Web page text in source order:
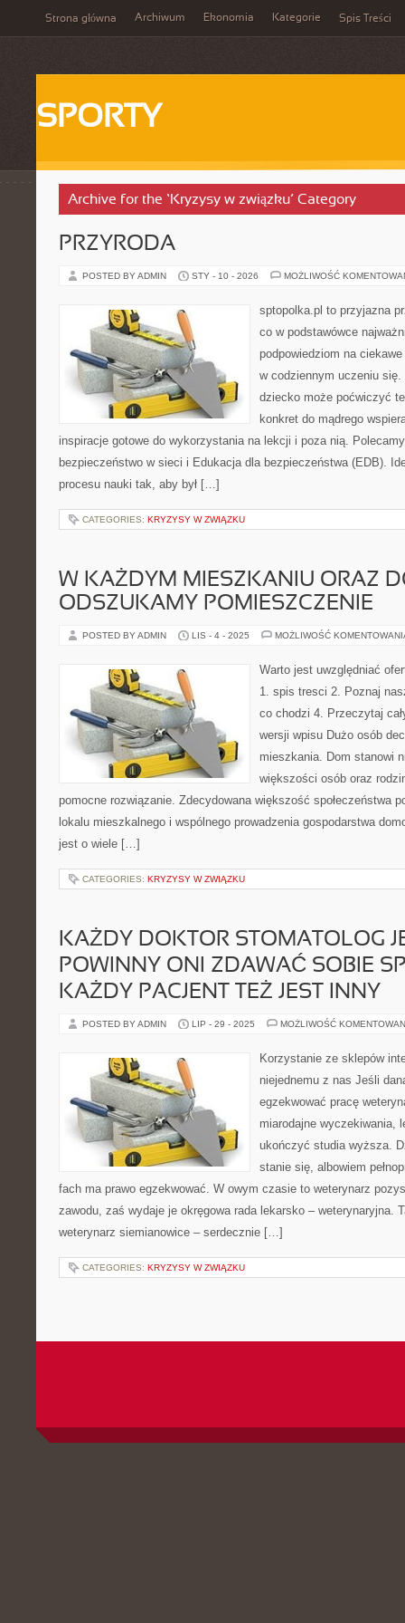
Strona główna Archiwum Ekonomia Kategorie Spis Treści
SPORTY
Archive for the ‘Kryzysy w związku’ Category
PRZYRODA
POSTED BY ADMIN STY - 10 - 2026 MOŻLIWOŚĆ
sptopolka.pl to przyjazna
co w podstawówce
podpowiedziom na
w codziennym uczeniu
dziecko może poćwiczyć
konkret do mądrego
inspiracje gotowe do wykorzystania na lekcji i poza nią.
bezpieczeństwo w sieci i Edukacja dla bezpieczeństwa (EDB).
procesu nauki tak, aby był […]
CATEGORIES: KRYZYSY W ZWIĄZKU
W KAŻDYM MIESZKANIU ORAZ
ODSZUKAMY POMIESZCZENIE
POSTED BY ADMIN LIS - 4 - 2025 MOŻLIWOŚĆ
Warto jest uwzględniać
1. spis tresci 2. Poznaj
co chodzi 4. Przeczytaj
wersji wpisu Dużo osób
mieszkania. Dom stanowi
większości osób oraz
pomocne rozwiązanie. Zdecydowana większość społeczeństwa
lokalu mieszkalnego i wspólnego prowadzenia gospodarstwa
jest o wiele […]
CATEGORIES: KRYZYSY W ZWIĄZKU
KAŻDY DOKTOR STOMATOLOG
POWINNY ONI ZDAWAĆ SOBIE
KAŻDY PACJENT TEŻ JEST INNY
POSTED BY ADMIN LIP - 29 - 2025 MOŻLIWOŚĆ
Korzystanie ze sklepów
niejednemu z nas Jeśli
egzekwować pracę
miarodajne wyczekiwania,
ukończyć studia wyższa.
stanie się, albowiem
fach ma prawo egzekwować. W owym czasie to weterynarz
zawodu, zaś wydaje je okręgowa rada lekarsko – weterynaryjna.
weterynarz siemianowice – serdecznie […]
CATEGORIES: KRYZYSY W ZWIĄZKU